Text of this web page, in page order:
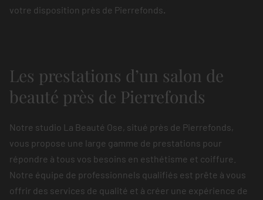
votre disposition près de Pierrefonds.
Les prestations d’un salon de
beauté près de Pierrefonds
Notre studio La Beauté Ose, situé près de Pierrefonds,
vous propose une large gamme de prestations pour
répondre à tous vos besoins en esthétisme et coiffure.
Notre équipe de professionnels qualifiés est prête à vous
offrir des services de qualité et à créer une expérience de